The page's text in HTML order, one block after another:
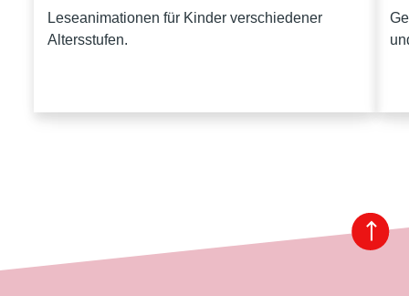
Leseanimationen für Kinder verschiedener
Altersstufen.